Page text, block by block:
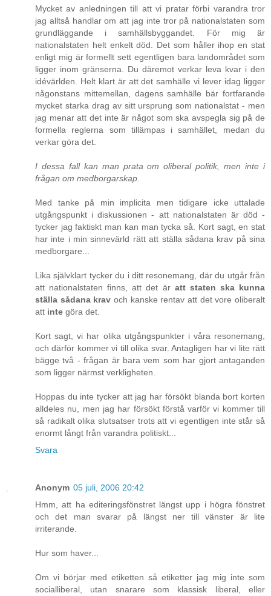
Mycket av anledningen till att vi pratar förbi varandra tror
jag alltså handlar om att jag inte tror på nationalstaten som
grundläggande i samhällsbyggandet. För mig är
nationalstaten helt enkelt död. Det som håller ihop en stat
enligt mig är formellt sett egentligen bara landområdet som
ligger inom gränserna. Du däremot verkar leva kvar i den
idévärlden. Helt klart är att det samhälle vi lever idag ligger
någonstans mittemellan, dagens samhälle bär fortfarande
mycket starka drag av sitt ursprung som nationalstat - men
jag menar att det inte är något som ska avspegla sig på de
formella reglerna som tillämpas i samhället, medan du
verkar göra det.
I dessa fall kan man prata om oliberal politik, men inte i
frågan om medborgarskap.
Med tanke på min implicita men tidigare icke uttalade
utgångspunkt i diskussionen - att nationalstaten är död -
tycker jag faktiskt man kan man tycka så. Kort sagt, en stat
har inte i min sinnevärld rätt att ställa sådana krav på sina
medborgare...
Lika självklart tycker du i ditt resonemang, där du utgår från
att nationalstaten finns, att det är att staten ska kunna
ställa sådana krav och kanske rentav att det vore oliberalt
att inte göra det.
Kort sagt, vi har olika utgångspunkter i våra resonemang,
och därför kommer vi till olika svar. Antagligen har vi lite rätt
bägge två - frågan är bara vem som har gjort antaganden
som ligger närmst verkligheten.
Hoppas du inte tycker att jag har försökt blanda bort korten
alldeles nu, men jag har försökt förstå varför vi kommer till
så radikalt olika slutsatser trots att vi egentligen inte står så
enormt långt från varandra politiskt...
Svara
Anonym 05 juli, 2006 20:42
Hmm, att ha editeringsfönstret längst upp i högra fönstret
och det man svarar på längst ner till vänster är lite
irriterande.
Hur som haver...
Om vi börjar med etiketten så etiketter jag mig inte som
socialliberal, utan snarare som klassisk liberal, eller